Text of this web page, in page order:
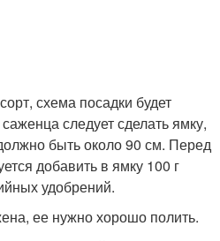
схема посадки будет
следует сделать ямку,
быть около 90 см. Перед
добавить в ямку 100 г
удобрений.
ее нужно хорошо полить.